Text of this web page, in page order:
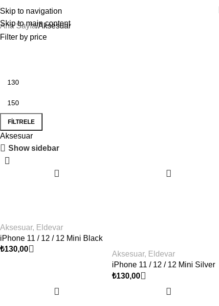
Skip to navigation
Skip to main content
Ana Sayfa Aksesuar
Filter by price
FILTRELE
Aksesuar
Show sidebar
Aksesuar, Eldevar
iPhone 11 / 12 / 12 Mini Black
Kamera Lens Koruyucu
₺130,00
Aksesuar, Eldevar
iPhone 11 / 12 / 12 Mini Silver
Kamera Lens Koruyucu
₺130,00